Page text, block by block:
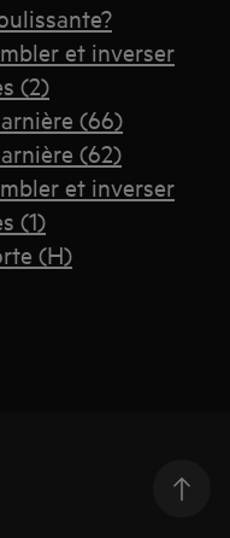
et inverser
(2)
(66)
(62)
et inverser
(1)
(H)